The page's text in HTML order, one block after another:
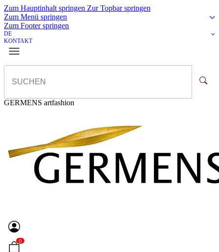
Zum Hauptinhalt springen Zur Topbar springen
Zum Menü springen
Zum Footer springen
DE
KONTAKT
GERMENS artfashion
0